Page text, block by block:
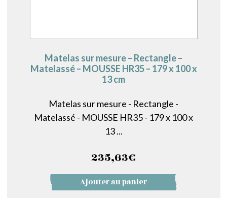
Matelas sur mesure – Rectangle –
Matelassé – MOUSSE HR35 – 179 x 100 x
13 cm
Matelas sur mesure - Rectangle -
Matelassé - MOUSSE HR35 - 179 x 100 x
13 ...
235,63€
Ajouter au panier